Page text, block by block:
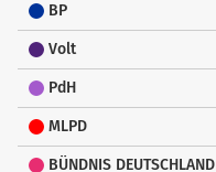
BP
Volt
PdH
MLPD
BÜNDNIS DEUTSCHLAND